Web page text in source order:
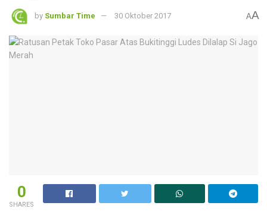
by Sumbar Time 30 Oktober 2017 AA
0
SHARES